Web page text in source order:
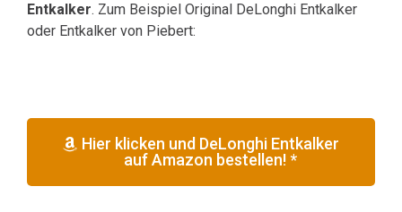
Entkalker. Zum Beispiel Original DeLonghi Entkalker
oder Entkalker von Piebert:
Hier klicken und DeLonghi Entkalker
auf Amazon bestellen! *